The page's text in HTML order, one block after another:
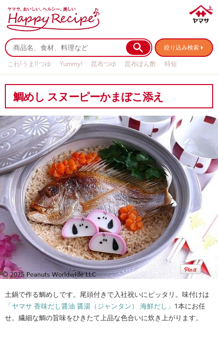
絞り込み検索
これ!うま!!つゆ Yummy! 昆布つゆ 昆布ぽん酢
時短
鯛めし スヌーピーかまぼこ添え
土鍋で作る鯛めしです。尾頭付きで入社祝いにピッタリ。味付けは
「ヤマサ 香味だし醤油 醤湯（ジャンタン） 海鮮だし」 1本にお任
せ。繊細な鯛の旨味をひきたて上品な色合いに炊き上がります。